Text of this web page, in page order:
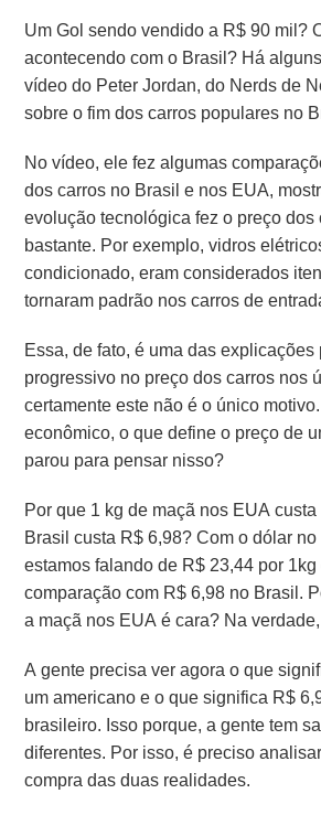
Um Gol sendo vendido a R$ 90 mil?
acontecendo com o Brasil? Há
vídeo do Peter Jordan, do Nerds de
sobre o fim dos carros populares no
No vídeo, ele fez algumas
dos carros no Brasil e nos EUA,
evolução tecnológica fez o preço dos
bastante. Por exemplo, vidros
condicionado, eram considerados
tornaram padrão nos carros de
Essa, de fato, é uma das
progressivo no preço dos carros nos
certamente este não é o único motivo.
econômico, oque define o preço de
parou para pensar nisso?
Por que 1 kg de maçã nos EUA
Brasil custa R$ 6,98?Com o dólar
estamos falando de R$ 23,44 por
comparação com R$ 6,98 no Brasil.
a maçã nos EUA é cara? Na
A gente precisa ver agora o que
um americano e o que significa R$
brasileiro. Isso porque, a gente tem
diferentes. Por isso, é preciso
compra das duas realidades.